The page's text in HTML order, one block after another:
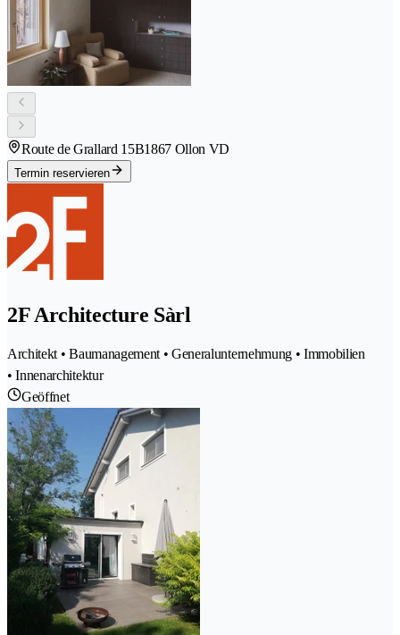
Route de Grallard 15B1867 Ollon VD
Termin reservieren
2F Architecture Sàrl
Architekt • Baumanagement • Generalunternehmung • Immobilien
• Innenarchitektur
Geöffnet